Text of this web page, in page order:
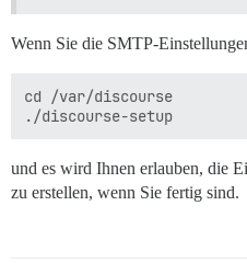
Wenn Sie die SMTP-
cd /var/discourse
und es wird Ihnen erlauben, die
zu erstellen, wenn Sie fertig sind.